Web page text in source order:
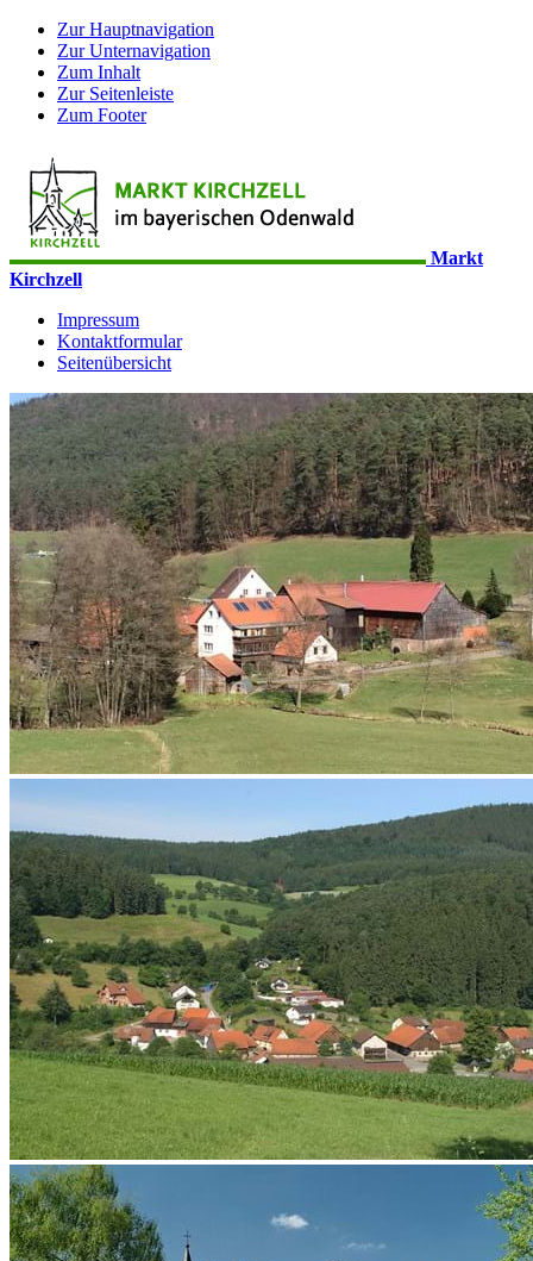
Zur Hauptnavigation
Zur Unternavigation
Zum Inhalt
Zur Seitenleiste
Zum Footer
Markt
Kirchzell
Impressum
Kontaktformular
Seitenübersicht